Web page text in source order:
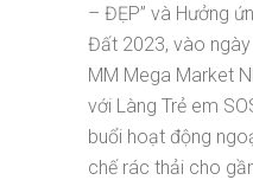
– ĐẸP” và Hưởng
Đất 2023, vào
MM Mega Market
với Làng Trẻ em
buổi hoạt động
chế rác thải cho